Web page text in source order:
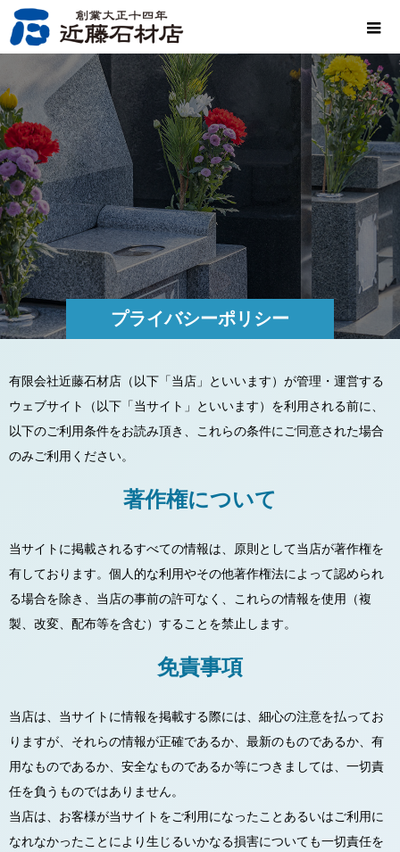
プライバシーポリシー
有限会社近藤石材店（以下「当店」といいます）が管理・運営する
ウェブサイト（以下「当サイト」といいます）を利用される前に、
以下のご利用条件をお読み頂き、これらの条件にご同意された場合
のみご利用ください。
著作権について
当サイトに掲載されるすべての情報は、原則として当店が著作権を
有しております。個人的な利用やその他著作権法によって認められ
る場合を除き、当店の事前の許可なく、これらの情報を使用（複
製、改変、配布等を含む）することを禁止します。
免責事項
当店は、当サイトに情報を掲載する際には、細心の注意を払ってお
りますが、それらの情報が正確であるか、最新のものであるか、有
用なものであるか、安全なものであるか等につきましては、一切責
任を負うものではありません。
当店は、お客様が当サイトをご利用になったことあるいはご利用に
なれなかったことにより生じるいかなる損害についても一切責任を